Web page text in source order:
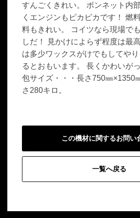
すんごくきれい。 ボンネット内
くエンジンもピカピカです！ 燃
料もきれい。 コイツなら現場で
しだ！ 見かけによらず程度は最
は多少ワックスがけでもしてや
るとおもいます。 長くかわいが
包サイズ・・・長さ750㎜×1350
さ280キロ。
この機材に関するお問い
一覧へ戻る